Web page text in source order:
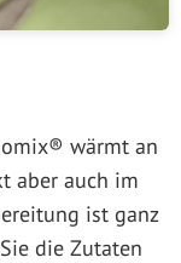
wärmt an
aber auch im
ist ganz
die Zutaten